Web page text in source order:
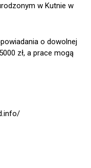
w Kutnie w
o dowolnej
zł, a prace mogą